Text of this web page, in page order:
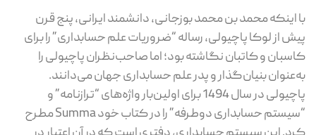
با اینکه محمد بن محمد بوزجانی، دانشمند ایرانی، پنج قرن
پیش از لوکا پاچیولی، رساله “ضروریات علم حسابداری” را برای
کاسبان و کاتبان نگاشته بود؛ اما صاحب‌نظران پاچیولی را
به‌عنوان بنیان‌گذار و پدر علم حسابداری جهان می‌دانند.
پاچیولی در سال 1494 برای اولین‌بار واژه‌های “ترازنامه” و
“سیستم حسابداری دوطرفه” را در کتاب خود Summa مطرح